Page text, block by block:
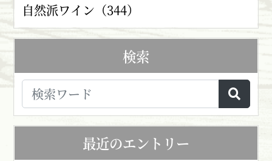
自然派ワイン（344）
検索
最近のエントリー